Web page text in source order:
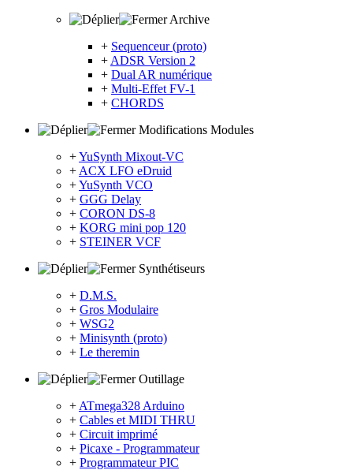
Archive
+ Sequenceur (proto)
+ ADSR Version 2
+ Dual AR numérique
+ Multi-Effet FV-1
+ CHORDS
Modifications Modules
+YuSynth Mixout-VC
+ ACX LFO eDruid
+YuSynth VCO
+ GGG Delay
+ CORON DS-8
+ KORG mini pop 120
+ STEINER VCF
Synthétiseurs
+ D.M.S.
+ Gros Modulaire
+ WSG2
+ Minisynth (proto)
+ Le theremin
Outillage
+ ATmega328 Arduino
+ Cables et MIDI THRU
+ Circuit imprimé
+ Picaxe - Programmateur
+ Programmateur PIC